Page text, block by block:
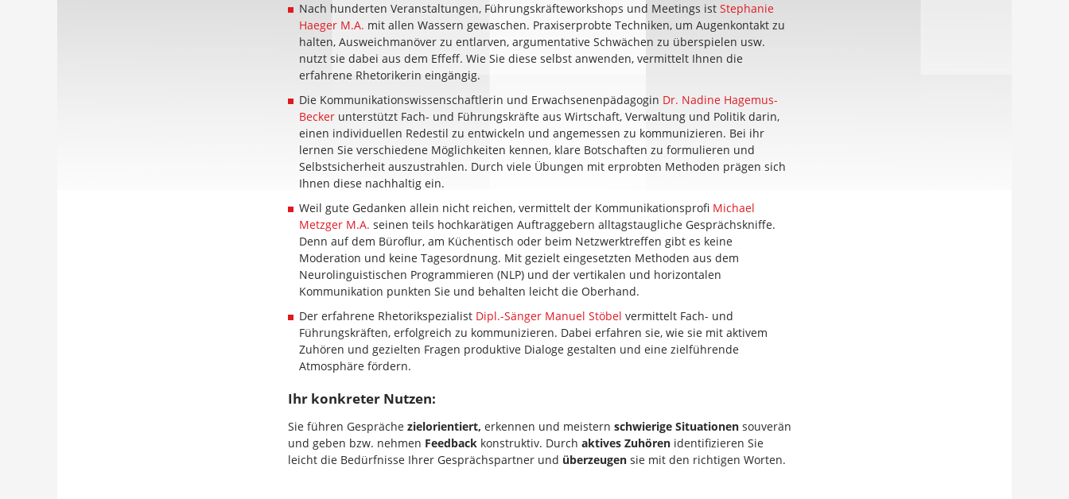
Nach hunderten Veranstaltungen, Führungskräfteworkshops und Meetings ist Stephanie
Haeger M.A. mit allen Wassern gewaschen. Praxiserprobte Techniken, um Augenkontakt zu
halten, Ausweichmanöver zu entlarven, argumentative Schwächen zu überspielen usw.
nutzt sie dabei aus dem Effeff. Wie Sie diese selbst anwenden, vermittelt Ihnen die
erfahrene Rhetorikerin eingängig.
Die Kommunikationswissenschaftlerin und Erwachsenenpädagogin Dr. Nadine Hagemus-
Becker unterstützt Fach- und Führungskräfte aus Wirtschaft, Verwaltung und Politik darin,
einen individuellen Redestil zu entwickeln und angemessen zu kommunizieren. Bei ihr
lernen Sie verschiedene Möglichkeiten kennen, klare Botschaften zu formulieren und
Selbstsicherheit auszustrahlen. Durch viele Übungen mit erprobten Methoden prägen sich
Ihnen diese nachhaltig ein.
Weil gute Gedanken allein nicht reichen, vermittelt der Kommunikationsprofi Michael
Metzger M.A. seinen teils hochkarätigen Auftraggebern alltagstaugliche Gesprächskniffe.
Denn auf dem Büroflur, am Küchentisch oder beim Netzwerktreffen gibt es keine
Moderation und keine Tagesordnung. Mit gezielt eingesetzten Methoden aus dem
Neurolinguistischen Programmieren (NLP) und der vertikalen und horizontalen
Kommunikation punkten Sie und behalten leicht die Oberhand.
Der erfahrene Rhetorikspezialist Dipl.-Sänger Manuel Stöbel vermittelt Fach- und
Führungskräften, erfolgreich zu kommunizieren. Dabei erfahren sie, wie sie mit aktivem
Zuhören und gezielten Fragen produktive Dialoge gestalten und eine zielführende
Atmosphäre fördern.
Ihr konkreter Nutzen:
Sie führen Gespräche zielorientiert, erkennen und meistern schwierige Situationen souverän
und geben bzw. nehmen Feedback konstruktiv. Durch aktives Zuhören identifizieren Sie
leicht die Bedürfnisse Ihrer Gesprächspartner und überzeugen sie mit den richtigen Worten.